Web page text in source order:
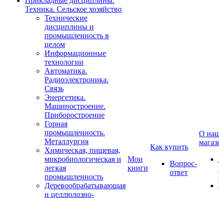
Техника. Сельское хозяйство
Технические
дисциплины и
промышленность в
целом
Информационные
технологии
Автоматика.
Радиоэлектроника.
Связь
Энергетика.
Машиностроение.
Приборостроение
Горная
промышленность.
Металлургия
Химическая, пищевая,
микробиологическая и
легкая
промышленность
Деревообрабатывающая
и целлюлозно-
Мои
книги
Как купить
Вопрос-
ответ
О